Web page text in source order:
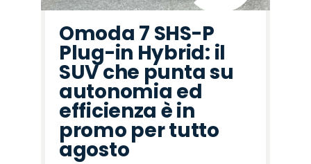
Omoda 7 SHS-P
Plug-in Hybrid: il
SUV che punta su
autonomia ed
efficienza è in
promo per tutto
agosto